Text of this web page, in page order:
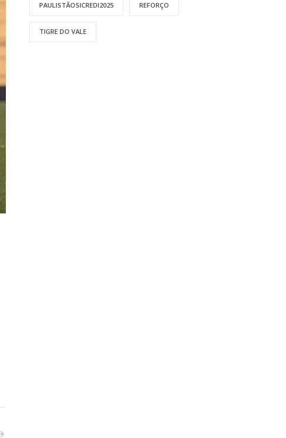
PAULISTÃOSICREDI2025 REFORÇO
TIGRE DO VALE